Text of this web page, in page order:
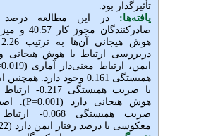
در این مطالعه درصد رفتار ایمن
صادرکنندگان مجوز کار 40.57 و میزان استرس و
هوش هیجانی آن‌ها به ترتیب 2.26 و 3.12 بود.
ارتباط با هوش هیجانی و درصد رفتار
معنی‌دار آماری (0.019
P=) با ضریب
همبستگی 0.161 وجود دارد. همچنین استرس شغلی
با ضریب همبستگی 0.217- ارتباط معنی‌داری با
P=). اضطراب نیز با
ضریب همبستگی 0.068- ارتباط معنی‌دار و
درصد رفتار ایمن دارد (0.022
P=
).